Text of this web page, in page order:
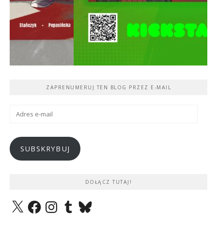
ZAPRENUMERUJ TEN BLOG PRZEZ E-MAIL
SUBSKRYBUJ
DOŁĄCZ TUTAJ!
X FacebookInstagramTumblrBluesky